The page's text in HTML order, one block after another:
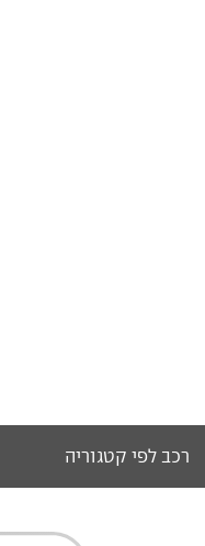
רכב לפי קטגוריה